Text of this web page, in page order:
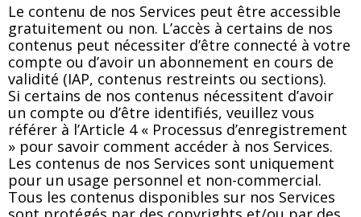
Le contenu de nos Services peut être accessible
gratuitement ou non. L’accès à certains de nos
contenus peut nécessiter d’être connecté à votre
compte ou d’avoir un abonnement en cours de
validité (IAP, contenus restreints ou sections).
Si certains de nos contenus nécessitent d’avoir
un compte ou d’être identifiés, veuillez vous
référer à l’Article 4 « Processus d’enregistrement
» pour savoir comment accéder à nos Services.
Les contenus de nos Services sont uniquement
pour un usage personnel et non-commercial.
Tous les contenus disponibles sur nos Services